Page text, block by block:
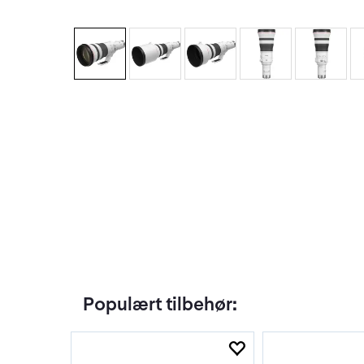
Populært tilbehør: